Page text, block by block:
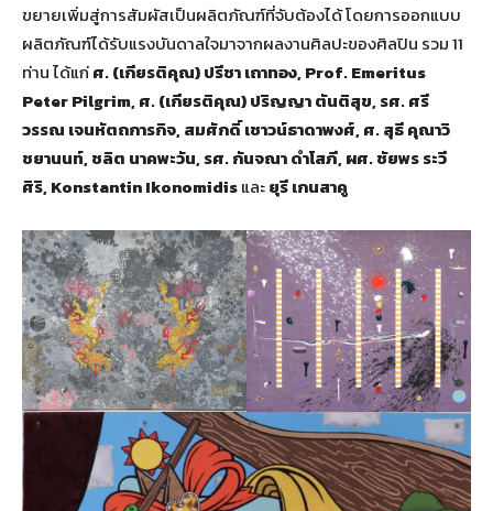
ขยายเพิ่มสู่การสัมผัสเป็นผลิตภัณฑ์ที่จับต้องได้ โดยการออกแบบ
ผลิตภัณฑ์ได้รับแรงบันดาลใจมาจากผลงานศิลปะของศิลปิน รวม 11
ท่าน ได้แก่ศ. (เกียรติคุณ)ปรีชา เถาทอง, Prof. Emeritus
Peter Pilgrim, ศ. (เกียรติคุณ) ปริญญา ตันติสุข, รศ. ศรี
วรรณ เจนหัตถการกิจ, สมศักดิ์ เชาวน์ธาดาพงศ์, ศ. สุธี คุณาวิ
ชยานนท์, ชลิต นาคพะวัน, รศ. กันจณา ดำโสภี, ผศ. ชัยพร ระวี
ศิริ, Konstantin Ikonomidisและยุรี เกนสาคู